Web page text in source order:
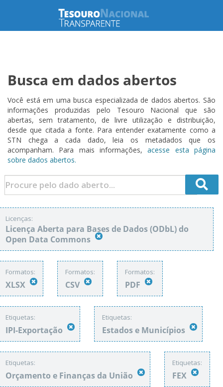
Busca em dados abertos
Você está em uma busca especializada de dados abertos. São
informações produzidas pelo Tesouro Nacional que são
abertas, sem tratamento, de livre utilização e distribuição,
desde que citada a fonte. Para entender exatamente como a
STN chega a cada dado, leia os metadados que os
acompanham. Para mais informações,acesse esta página
sobre dados abertos.
Licenças:
Licença Aberta para Bases de Dados (ODbL) do
Open Data Commons
Formatos:
XLSX
Formatos:
CSV
Formatos:
PDF
Etiquetas:
IPI-Exportação
Etiquetas:
Estados e Municípios
Etiquetas:
Orçamento e Finanças da União
Etiquetas:
FEX